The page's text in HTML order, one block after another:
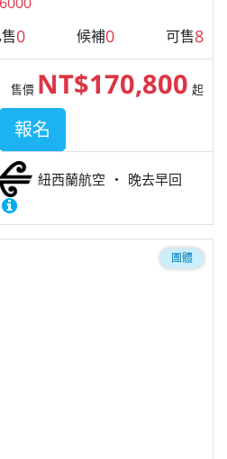
0 候補0 可售8
紐西蘭航空 晚去早回
售價 NT$170,800 起
報名
團體